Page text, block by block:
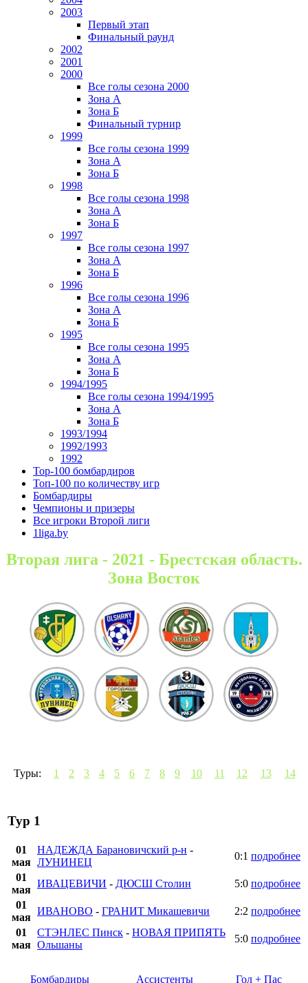
2003
Первый этап
Финальный раунд
2002
2001
2000
Все голы сезона 2000
Зона А
Зона Б
Финальный турнир
1999
Все голы сезона 1999
Зона А
Зона Б
1998
Все голы сезона 1998
Зона А
Зона Б
1997
Все голы сезона 1997
Зона А
Зона Б
1996
Все голы сезона 1996
Зона А
Зона Б
1995
Все голы сезона 1995
Зона А
Зона Б
1994/1995
Все голы сезона 1994/1995
Зона А
Зона Б
1993/1994
1992/1993
1992
Top-100 бомбардиров
Топ-100 по количеству игр
Бомбардиры
Чемпионы и призеры
Все игроки Второй лиги
1liga.by
Вторая лига - 2021 - Брестская область.
Зона Восток
Туры: 1 2 3 4 5 6 7 8 9 10 11 12 13 14
Тур 1
01
мая
НАДЕЖДА Барановичский р-н -
ЛУНИНЕЦ
0:1 подробнее
01
мая
ИВАЦЕВИЧИ - ДЮСШ Столин 5:0 подробнее
01
мая
ИВАНОВО - ГРАНИТ Микашевичи 2:2 подробнее
01
мая
СТЭНЛЕС Пинск - НОВАЯ ПРИПЯТЬ
Ольшаны
5:0 подробнее
Бомбардиры Ассистенты Гол + Пас